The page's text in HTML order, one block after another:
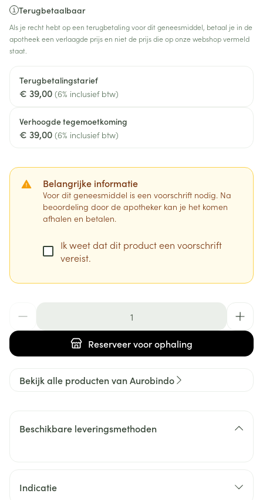
Terugbetaalbaar
Als je recht hebt op een terugbetaling voor dit geneesmiddel, betaal je in de
apotheek een verlaagde prijs en niet de prijs die op onze webshop vermeld
staat.
Terugbetalingstarief
€ 39,00 (6% inclusief btw)
Verhoogde tegemoetkoming
€ 39,00 (6% inclusief btw)
Belangrijke informatie
Voor dit geneesmiddel is een voorschrift nodig. Na
beoordeling door de apotheker kan je het komen
afhalen en betalen.
Ik weet dat dit product een voorschrift
vereist.
Reserveervoor ophaling
Bekijk alle producten van Aurobindo
Beschikbare leveringsmethoden
Indicatie